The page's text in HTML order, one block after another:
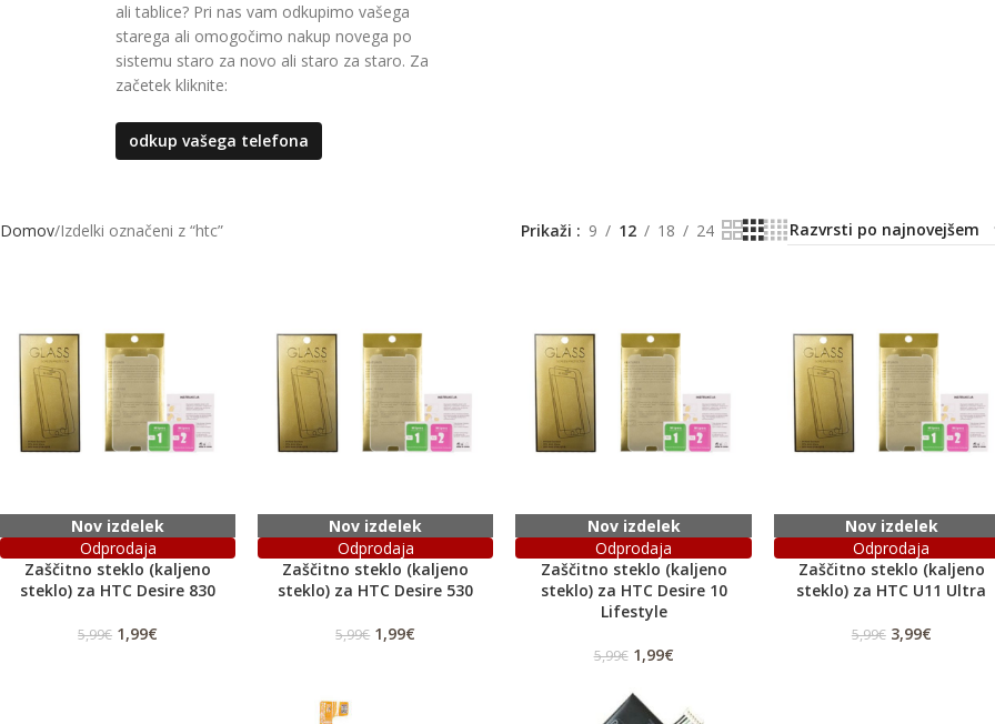
ali tablice? Pri nas vam odkupimo vašega
starega ali omogočimo nakup novega po
sistemu staro za novo ali staro za staro. Za
začetek kliknite:
odkup vašega telefona
Domov Izdelki označeni z “htc” Prikaži 9 12 18 24
Nov izdelek
Odprodaja
Zaščitno steklo (kaljeno
steklo) za HTC Desire 830
5,99€ 1,99€
Nov izdelek
Odprodaja
Zaščitno steklo (kaljeno
steklo) za HTC Desire 530
5,99€ 1,99€
Nov izdelek
Odprodaja
Zaščitno steklo (kaljeno
steklo) za HTC Desire 10
Lifestyle
5,99€ 1,99€
Nov izdelek
Odprodaja
Zaščitno steklo (kaljeno
steklo) za HTC U11 Ultra
5,99€ 3,99€